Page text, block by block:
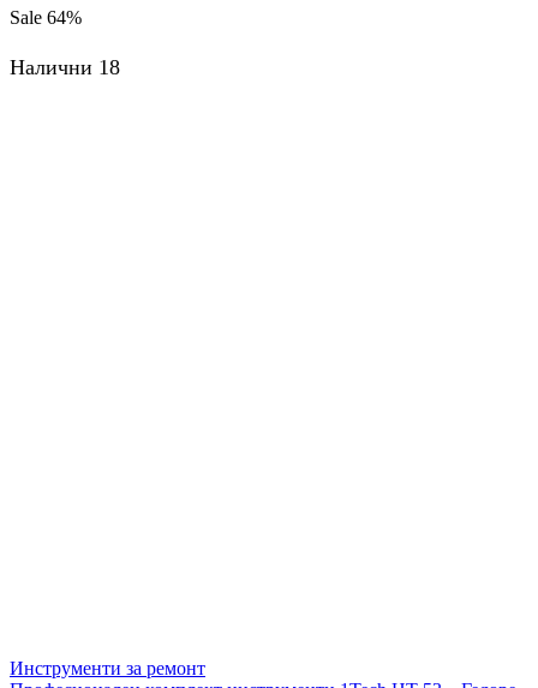
Sale 64%
Налични 18
Инструменти за ремонт